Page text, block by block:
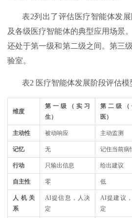
表2列出了评估医疗智能体发
及各级医疗智能体的典型应用场景
还处于第一级和第二级之间。第三
验室。
表2 医疗智能体发展阶段评估模
维度
第一级（实习
生）
第二级（
医）
主动性 被动响应 主动监测
记忆 无 记住当前病
行动 只输出信息 给出建议
自主性 零 低
人机关
系
AI提信息，人决
定
AI提建议
定